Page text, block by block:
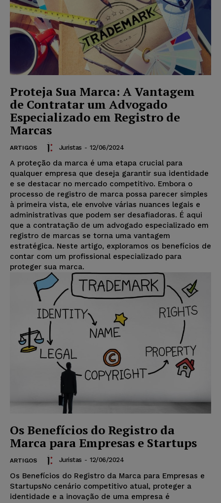
Proteja Sua Marca: A Vantagem
de Contratar um Advogado
Especializado em Registro de
Marcas
ARTIGOS Juristas - 12/06/2024
A proteção da marca é uma etapa crucial para
qualquer empresa que deseja garantir sua identidade
e se destacar no mercado competitivo. Embora o
processo de registro de marca possa parecer simples
à primeira vista, ele envolve várias nuances legais e
administrativas que podem ser desafiadoras. É aqui
que a contratação de um advogado especializado em
registro de marcas se torna uma vantagem
estratégica. Neste artigo, exploramos os benefícios de
contar com um profissional especializado para
proteger sua marca.
Os Benefícios do Registro da
Marca para Empresas e Startups
ARTIGOS Juristas - 12/06/2024
Os Benefícios do Registro da Marca para Empresas e
StartupsNo cenário competitivo atual, proteger a
identidade e a inovação de uma empresa é